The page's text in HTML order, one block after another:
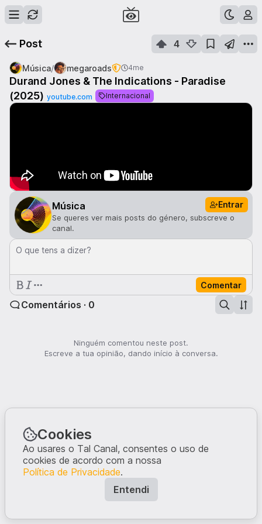
Post 4
Música/ megaroads 4me
Durand Jones & The Indications - Paradise
(2025) youtube.com Internacional
Música Entrar
Se queres ver mais posts do género, subscreve o
canal.
O que tens a dizer?
Comentar
Comentários · 0
Ninguém comentou neste post.
Escreve a tua opinião, dando início à conversa.
Cookies
Ao usares o Tal Canal, consentes o uso de
cookies de acordo com a nossa
Política de Privacidade.
Entendi